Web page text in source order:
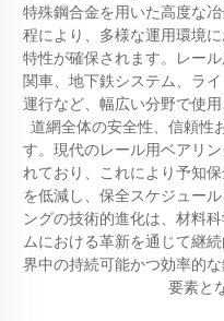
特殊鋼合金を用いた高度な
程により、多様な運用環境
特性が確保されます。レー
関車、地下鉄システム、ラ
運行など、幅広い分野で使
道網全体の安全性、信頼性
す。現代のレール用ベアリ
れており、これにより予知
を低減し、保全スケジュー
ングの技術的進化は、材料
ムにおける革新を通じて継
界中の持続可能かつ効率的
要素と